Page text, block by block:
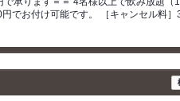
でお付け可能です。 ［キャンセル料］